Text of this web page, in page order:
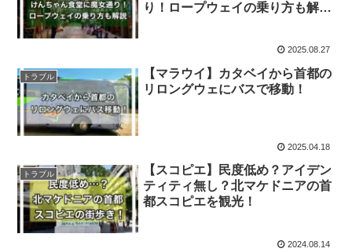
り！ロープウェイの乗り方も解
2025.08.27
トラブル
【マラウイ】カタベイから首都の
リロングウェにバスで移動！
2025.04.18
トラブル
【スコピエ】民度低め？アイデン
ティティ無し？北マケドニアの首
都スコピエを観光！
2024.08.14